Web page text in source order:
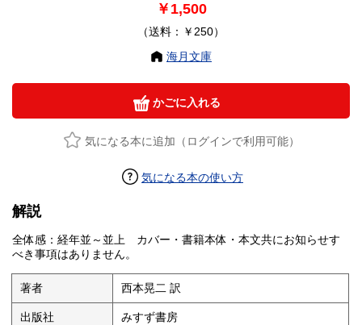
￥1,500
（送料：￥250）
海月文庫
かごに入れる
気になる本に追加（ログインで利用可能）
気になる本の使い方
解説
全体感：経年並～並上 カバー・書籍本体・本文共にお知らせす
べき事項はありません。
著者 西本晃二 訳
出版社 みすず書房